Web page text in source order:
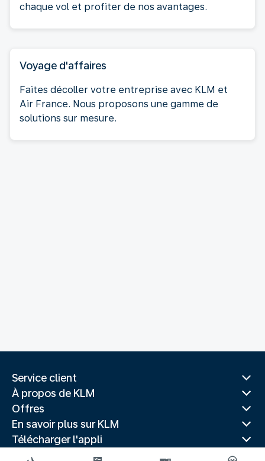
chaque vol et profiter de nos avantages.
Voyage d'affaires
Faites décoller votre entreprise avec KLM et
Air France. Nous proposons une gamme de
solutions sur mesure.
Service client
À propos de KLM
Offres
En savoir plus sur KLM
Télécharger l'appli
Sites Web associés